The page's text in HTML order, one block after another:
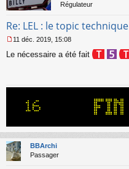
o
l
u
Régulateur
Re: LEL : le topic technique
e
n
l
u
11 déc. 2019, 15:08
Le nécessaire a été fait
BBArchi
Passager